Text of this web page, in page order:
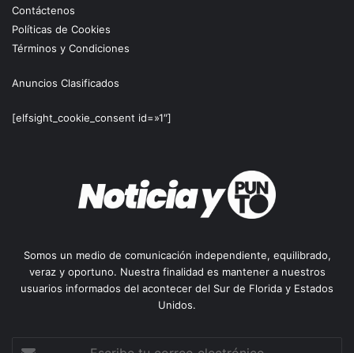
Contáctenos
Políticas de Cookies
Términos y Condiciones
Anuncios Clasificados
[elfsight_cookie_consent id=»1″]
Somos un medio de comunicación independiente, equilibrado,
veraz y oportuno. Nuestra finalidad es mantener a nuestros
usuarios informados del acontecer del Sur de Florida y Estados
Unidos.